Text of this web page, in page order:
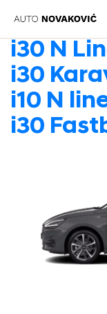
i30 N
i30
i10 N
i30